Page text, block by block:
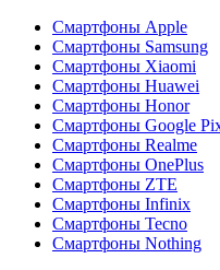
Смартфоны Apple
Смартфоны Samsung
Смартфоны Xiaomi
Смартфоны Huawei
Смартфоны Honor
Смартфоны Google
Смартфоны Realme
Смартфоны OnePlus
Смартфоны ZTE
Смартфоны Infinix
Смартфоны Tecno
Смартфоны Nothing